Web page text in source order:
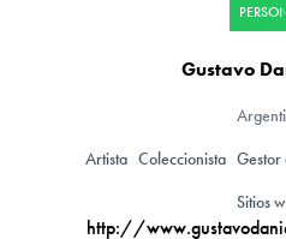
Gustavo
Artista Coleccionista Gestor
Sitios
http://